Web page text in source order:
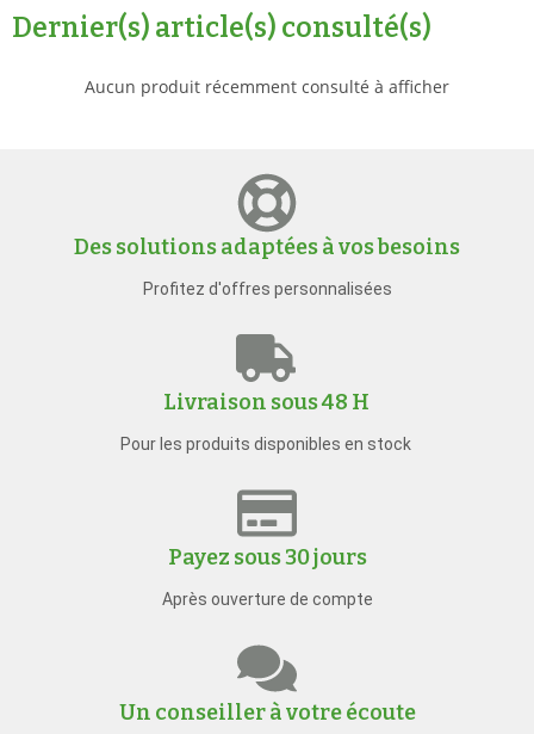
Dernier(s) article(s) consulté(s)
Aucun produit récemment consulté à afficher
Des solutions adaptées à vos besoins
Profitez d'offres personnalisées
Livraison sous 48 H
Pour les produits disponibles en stock
Payez sous 30 jours
Après ouverture de compte
Un conseiller à votre écoute